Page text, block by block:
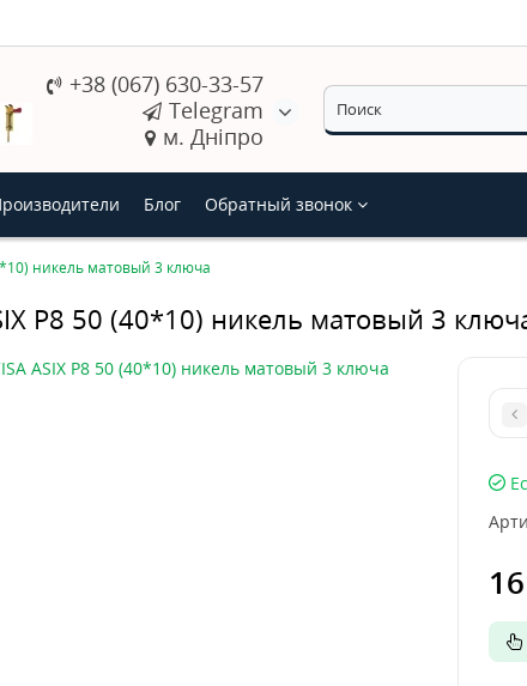
+38 (067) 630-33-57
Telegram
м. Дніпро
Блог Обратный звонок
никель матовый 3 ключа
P8 50 (40*10) никель матовый 3